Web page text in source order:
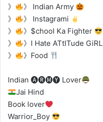
》
》 Indian Army
》
》 Instagrami
》
》$chool Ka Fighter
》
》I Hate ATtITude GiRL
》
》Food
Indian 🅐🅡🅜🅨 Lover
Jai Hind
Book lover
Warrior_Boy